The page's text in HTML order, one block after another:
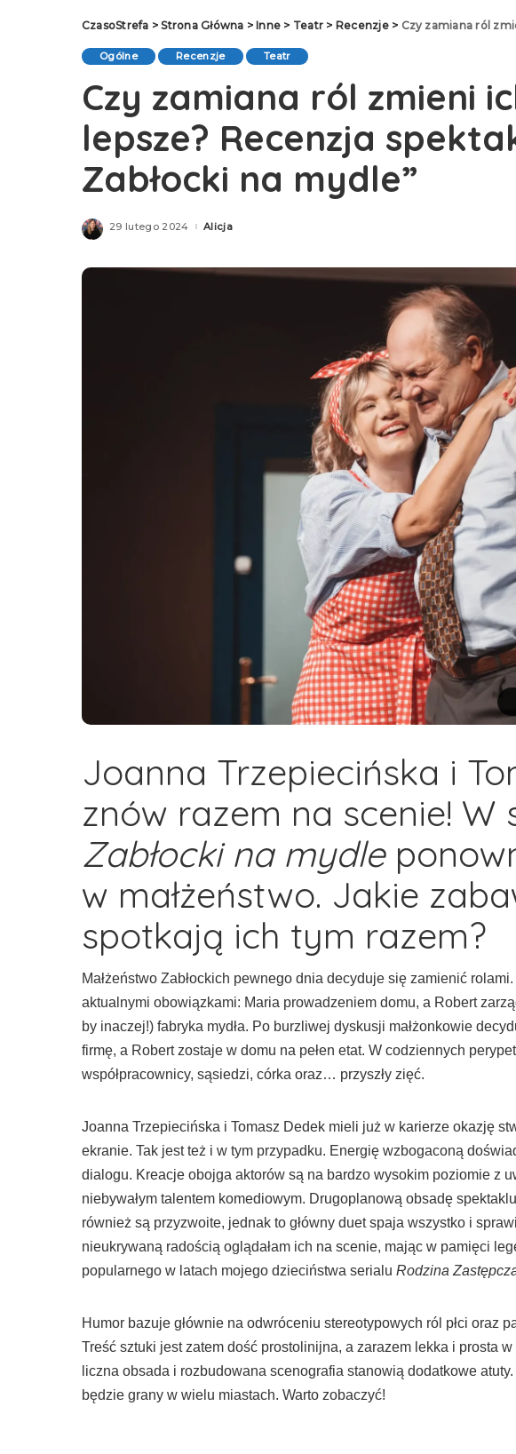
CzasoStrefa >Strona Główna > Inne > Teatr > Recenzje> Czy zamiana ról zmieni ich
Ogólne Recenzje Teatr
Czy zamiana ról zmieni
lepsze? Recenzja
Zabłocki na mydle”
29 lutego 2024Posted
Alicja
Joanna Trzepiecińska i
znów razem na scenie! W
Zabłocki na mydle
w małżeństwo. Jakie
spotkają ich tym razem?
Małżeństwo Zabłockich pewnego dnia decyduje się zamienić
aktualnymi obowiązkami: Maria prowadzeniem domu, a Robert
by inaczej!) fabryka mydła. Po burzliwej dyskusji małżonkowie
firmę, a Robert zostaje w domu na pełen etat. W codziennych
współpracownicy, sąsiedzi, córka oraz… przyszły zięć.
Joanna Trzepiecińska i Tomasz Dedek mieli już w karierze okazję
ekranie. Tak jest też i w tym przypadku. Energię wzbogaconą
dialogu. Kreacje obojga aktorów są na bardzo wysokim poziomie z
niebywałym talentem komediowym. Drugoplanową obsadę
również są przyzwoite, jednak to główny duet spaja wszystko i
nieukrywaną radością oglądałam ich na scenie, mając w pamięci
popularnego w latach mojego dzieciństwa serialu Rodzina
Humor bazuje głównie na odwróceniu stereotypowych ról płci oraz
Treść sztuki jest zatem dość prostolinijna, a zarazem lekka i prosta
liczna obsada i rozbudowana scenografia stanowią dodatkowe
będzie grany w wielu miastach. Warto zobaczyć!